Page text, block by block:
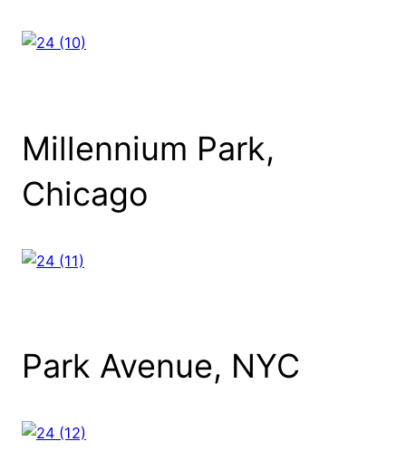
Millennium Park,
Chicago
Park Avenue, NYC